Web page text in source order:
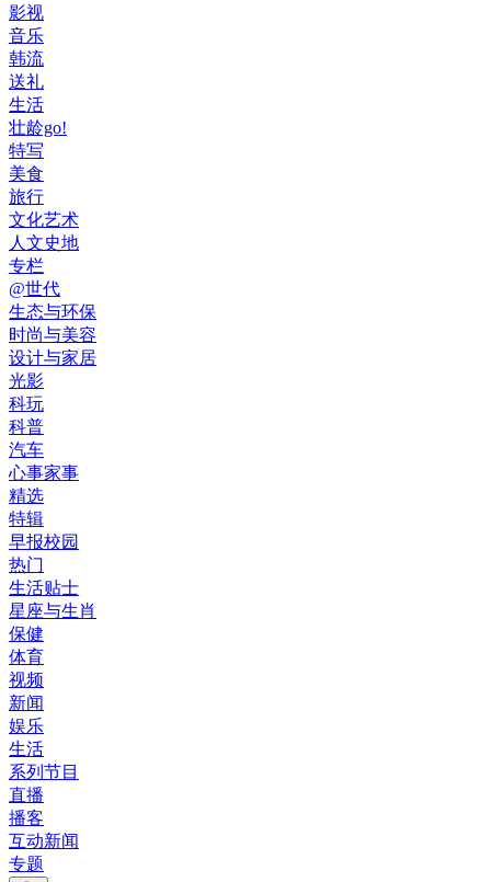
影视
音乐
韩流
送礼
生活
壮龄go!
特写
美食
旅行
文化艺术
人文史地
专栏
@世代
生态与环保
时尚与美容
设计与家居
光影
科玩
科普
汽车
心事家事
精选
特辑
早报校园
热门
生活贴士
星座与生肖
保健
体育
视频
新闻
娱乐
生活
系列节目
直播
播客
互动新闻
专题